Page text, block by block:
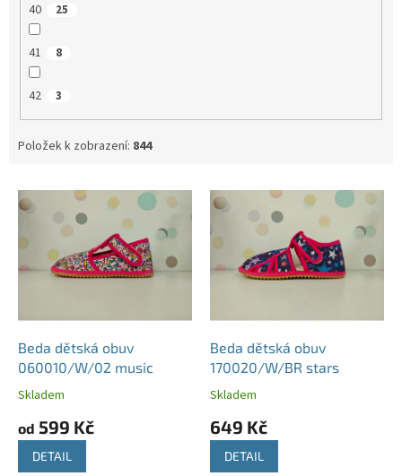
40 25
41 8
42 3
Položek k zobrazení: 844
V
Beda dětská obuv
060010/W/02 music
Skladem
od 599 Kč
DETAIL
Beda dětská obuv
170020/W/BR stars
Skladem
649 Kč
DETAIL